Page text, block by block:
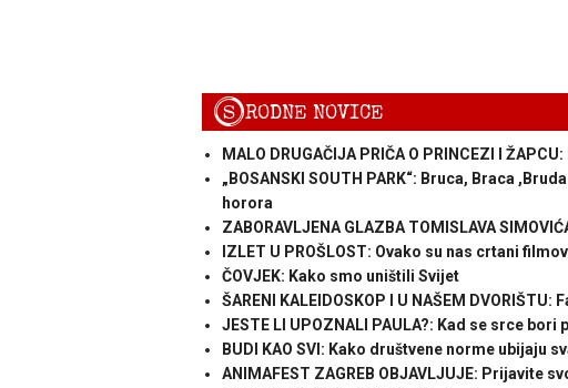
SRODNE NOVICE
MALO DRUGAČIJA PRIČA O PRINCEZI I
„BOSANSKI SOUTH PARK“: Bruca, Braca
horora
ZABORAVLJENA GLAZBA TOMISLAVA
IZLET U PROŠLOST: Ovako su nas crtani
ČOVJEK: Kako smo uništili Svijet
ŠARENI KALEIDOSKOP I U NAŠEM
JESTE LI UPOZNALI PAULA?: Kad se srce bori
BUDI KAO SVI: Kako društvene norme ubijaju
ANIMAFEST ZAGREB OBJAVLJUJE: Prijavite